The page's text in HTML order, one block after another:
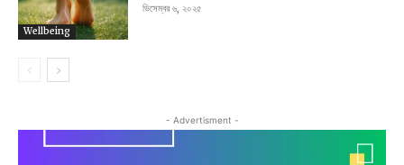
Wellbeing
ডিসেম্বর ৬, ২০২৫
- Advertisment -